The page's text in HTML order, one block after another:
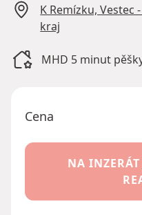
K Remízku, Vestec
kraj
MHD 5 minut
Cena
NA